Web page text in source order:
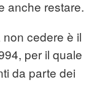
anche restare.
cedere è il
per il quale
da parte dei